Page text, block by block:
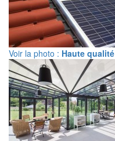
Voir la photo : Haute qualité